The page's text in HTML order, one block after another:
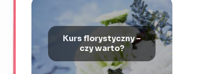
Kurs florystyczny –
czy warto?